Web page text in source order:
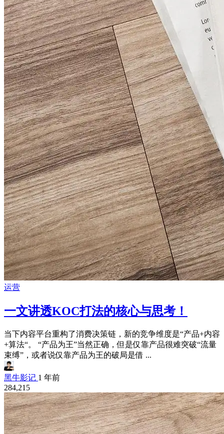
运营
一文讲透KOC打法的核心与思考！
当下内容平台重构了消费决策链，新的竞争维度是“产品+内容
+算法“。 “产品为王”当然正确，但是仅靠产品很难突破“流量
束缚”，或者说仅靠产品为王的破局是借 ...
黑牛影记 1 年前
284,215